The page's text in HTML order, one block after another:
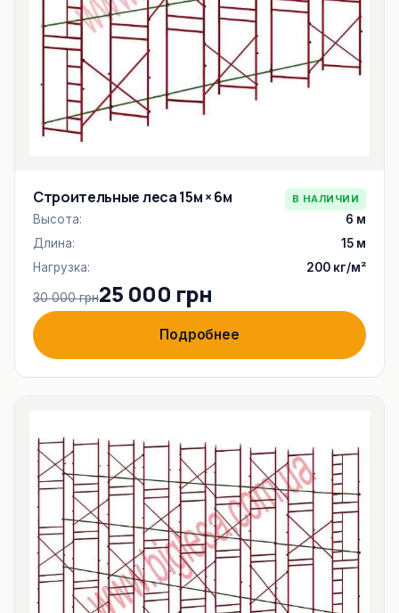
Строительные леса 15м × 6м В НАЛИЧИИ
Высота:
6 м
Длина:
15 м
Нагрузка:
200 кг/м²
30 000 грн25 000 грн
Подробнее